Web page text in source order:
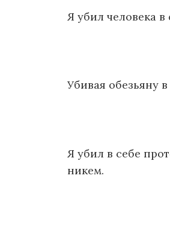
Я убил человека в
Убивая обезьяну
Я убил в себе
никем.